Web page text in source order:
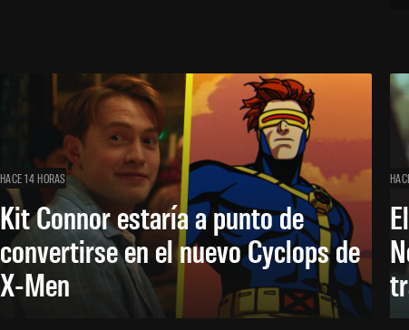
HACE 14 HORAS
Kit Connor estaría a punto de
convertirse en el nuevo Cyclops de
X-Men